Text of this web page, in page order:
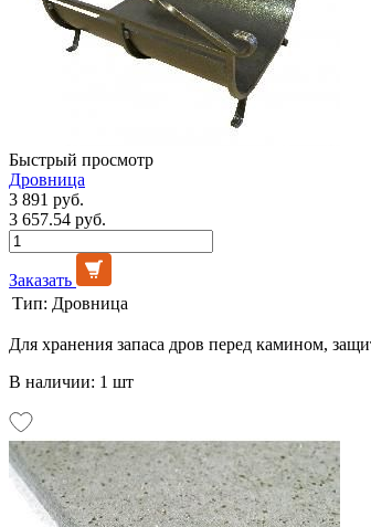
Быстрый просмотр
Дровница
3 891 руб.
3 657.54 руб.
Заказать
Тип: Дровница
Для хранения запаса дров перед камином,
В наличии: 1 шт